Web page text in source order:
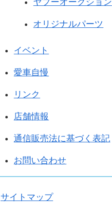
ヤフーオークション
オリジナルパーツ
イベント
愛車自慢
リンク
店舗情報
通信販売法に基づく表記
お問い合わせ
サイトマップ